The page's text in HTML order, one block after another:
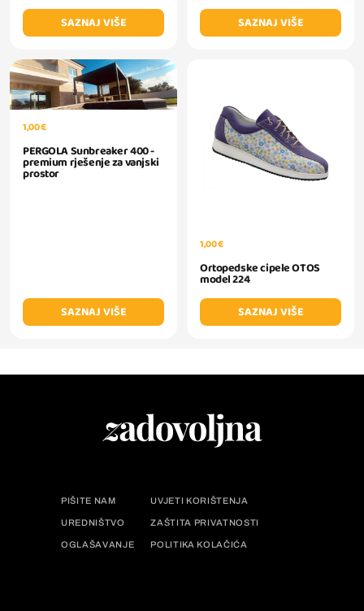
SAZNAJ VIŠE
SAZNAJ VIŠE
1,00 €
PERGOLA Sunbreaker 400 -
premium rješenje za vanjski
prostor
SAZNAJ VIŠE
1,00 €
Ortopedske cipele OTOS
model 224
SAZNAJ VIŠE
PIŠITE NAM UVJETI KORIŠTENJA
UREDNIŠTVO ZAŠTITA PRIVATNOSTI
OGLAŠAVANJE POLITIKA KOLAČIĆA